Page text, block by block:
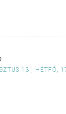
13., HÉTFŐ,